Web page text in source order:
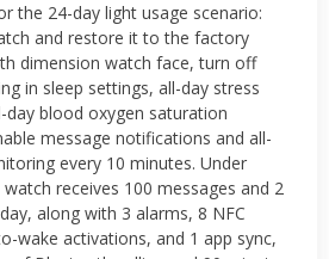
the 24-day light usage scenario:
and restore it to the factory
dimension watch face, turn off
in sleep settings, all-day stress
blood oxygen saturation
message notifications and all-
every 10 minutes. Under
receives 100 messages and 2
along with 3 alarms, 8 NFC
wake activations, and 1 app sync,